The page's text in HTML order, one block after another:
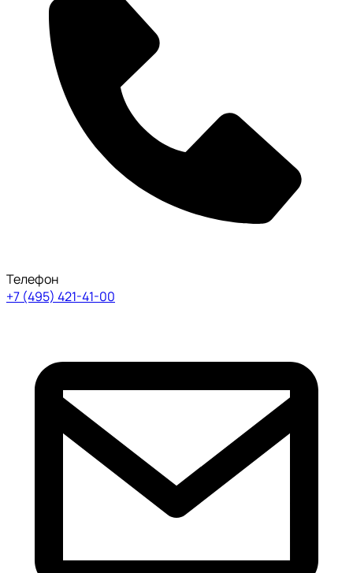
Телефон
+7 (495) 421-41-00